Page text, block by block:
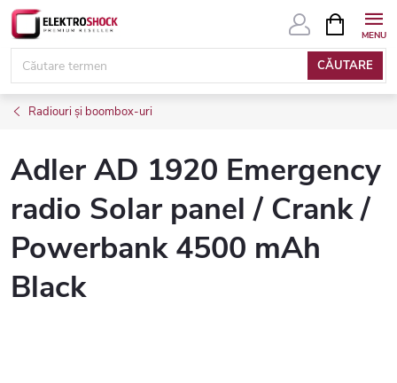
Treci
conținut
CĂUTARE
COŞ
DE
Radiouri și boombox-uri
Adler AD 1920 Emergency
radio Solar panel / Crank /
Powerbank 4500 mAh
Black